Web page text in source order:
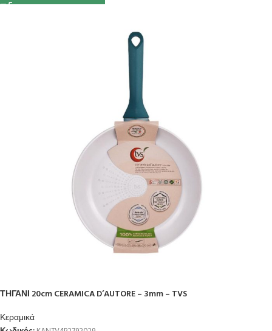
ΤΗΓΑΝΙ 20cm CERAMICA D’AUTORE – 3mm – TVS
Κεραμικά